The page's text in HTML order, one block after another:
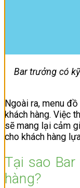
Bar trưởng có
Ngoài ra, menu
khách hàng. Việc
sẽ mang lại cảm
cho khách hàng
Tại sao
hàng?